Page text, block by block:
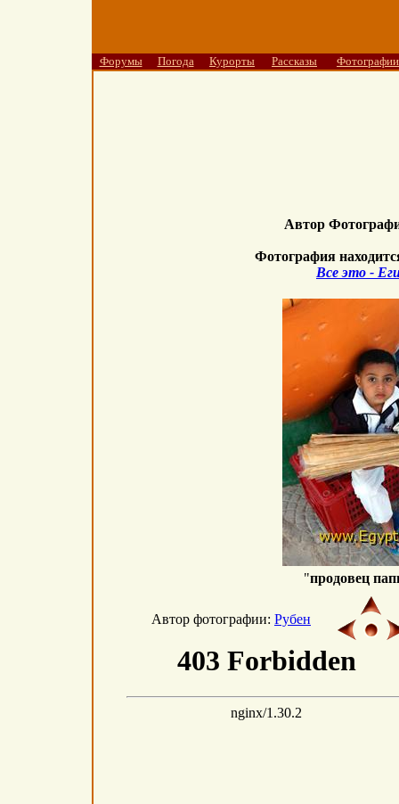
Форумы Погода Курорты Рассказы Фотографии
Автор
Фотография
Все это -
"продовец
Автор фотографии: Рубен